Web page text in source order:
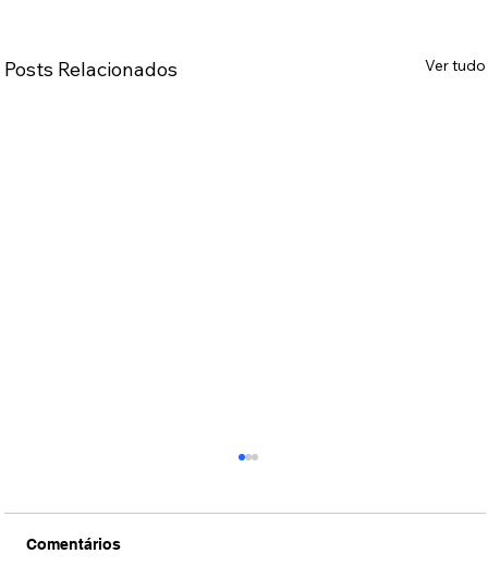
Posts Relacionados Ver tudo
Comentários